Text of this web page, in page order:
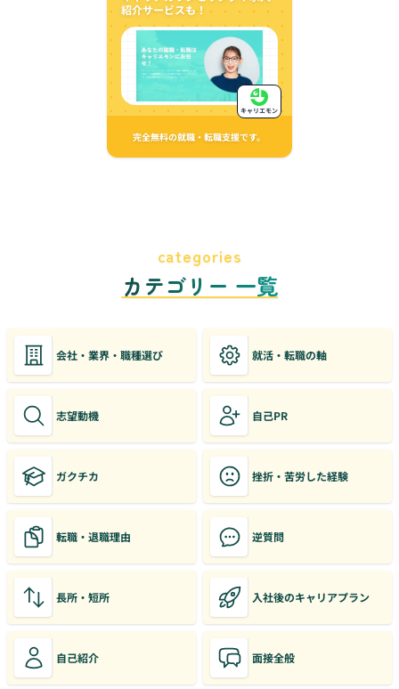
紹介サービスも！
完全無料の就職・転職支援です。
キャリエモン
categories
カテゴリー 一覧
会社・業界・職種選び 就活・転職の軸
志望動機 自己PR
ガクチカ 挫折・苦労した経験
転職・退職理由 逆質問
長所・短所 入社後のキャリアプラン
自己紹介 面接全般